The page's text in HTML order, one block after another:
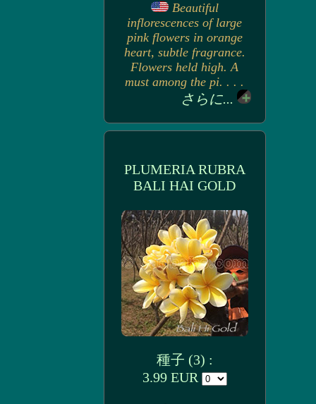
Beautiful
inflorescences of large
pink flowers in orange
heart, subtle fragrance.
Flowers held high. A
must among the pi. . . .
さらに...
PLUMERIA RUBRA
BALI HAI GOLD
種子 (3) :
3.99 EUR